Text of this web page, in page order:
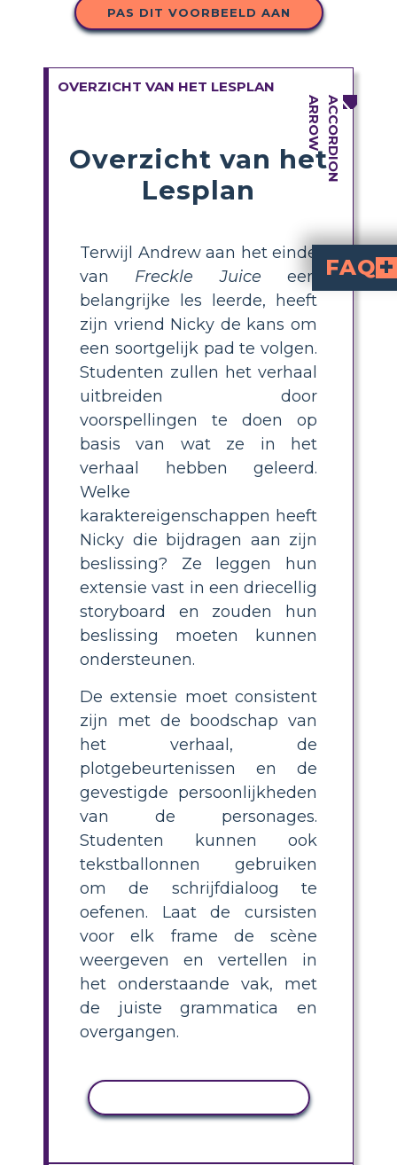
PAS DIT VOORBEELD AAN
OVERZICHT VAN HET LESPLAN
Overzicht van het
Lesplan
Terwijl Andrew aan het einde
van Freckle Juice een
belangrijke les leerde, heeft
zijn vriend Nicky de kans om
een soortgelijk pad te volgen.
Studenten zullen het verhaal
uitbreiden door
voorspellingen te doen op
basis van wat ze in het
verhaal hebben geleerd.
Welke
karaktereigenschappen heeft
Nicky die bijdragen aan zijn
beslissing? Ze leggen hun
extensie vast in een driecellig
storyboard en zouden hun
beslissing moeten kunnen
ondersteunen.
De extensie moet consistent
zijn met de boodschap van
het verhaal, de
plotgebeurtenissen en de
gevestigde persoonlijkheden
van de personages.
Studenten kunnen ook
tekstballonnen gebruiken
om de schrijfdialoog te
oefenen. Laat de cursisten
voor elk frame de scène
weergeven en vertellen in
het onderstaande vak, met
de juiste grammatica en
overgangen.
FAQ